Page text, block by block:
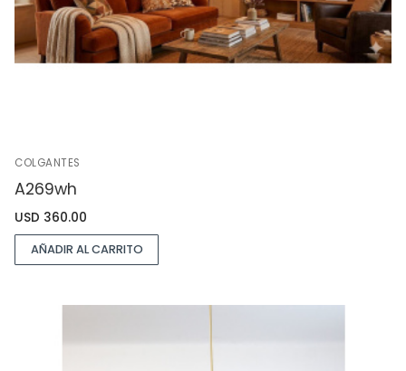
COLGANTES
A269wh
USD 360.00
AÑADIR AL CARRITO